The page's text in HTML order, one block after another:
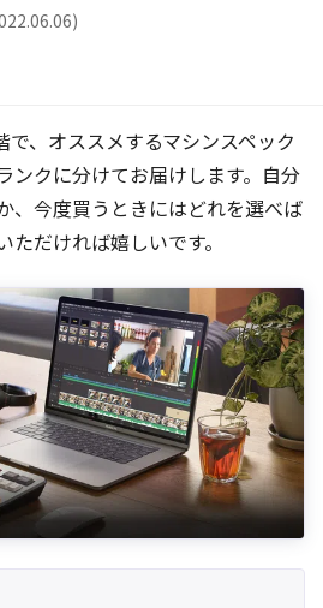
、オススメするマシンスペック
ンクに分けてお届けします。自分
、今度買うときにはどれを選べば
だければ嬉しいです。